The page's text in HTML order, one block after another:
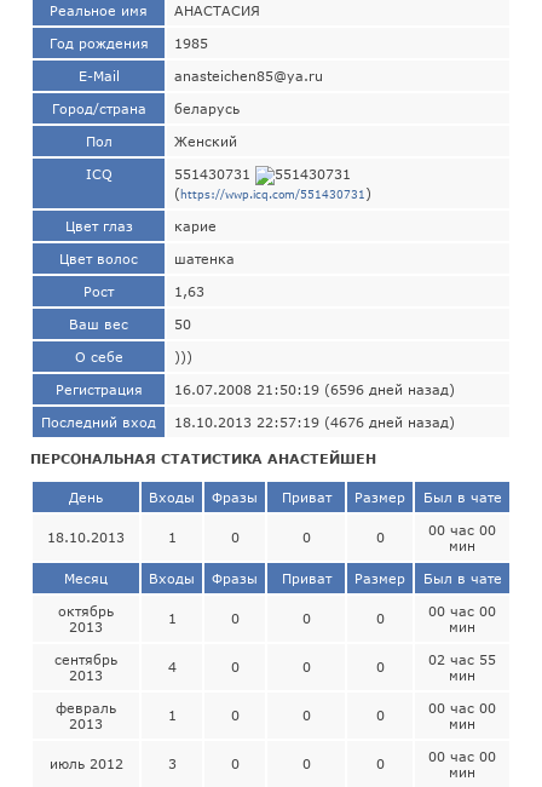
Реальное имя АНАСТАСИЯ
Год рождения 1985
E-Mail anasteichen85@ya.ru
Город/страна беларусь
Пол Женский
ICQ
551430731
(https://wwp.icq.com/551430731 )
Цвет глаз карие
Цвет волос шатенка
Рост 1,63
Ваш вес 50
О себе )))
Регистрация 16.07.2008 21:50:19 (6596 дней назад)
Последний вход 18.10.2013 22:57:19 (4676 дней назад)
ПЕРСОНАЛЬНАЯ СТАТИСТИКА АНАСТЕЙШЕН
День Входы Фразы Приват Размер Был в чате
18.10.2013 1 0 0 0
00 час 00
мин
Месяц Входы Фразы Приват Размер Был в чате
октябрь
2013
1 0 0 0
00 час 00
мин
сентябрь
2013
4 0 0 0
02 час 55
мин
февраль
2013
1 0 0 0
00 час 00
мин
июль 2012 3 0 0 0
00 час 00
мин